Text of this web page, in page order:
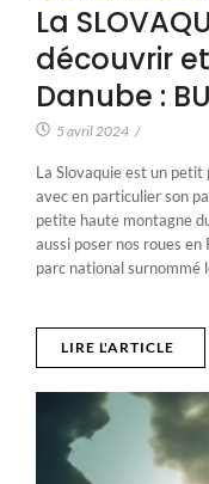
La
découvrir
Danube :
5 avril 2024 /
La Slovaquie est un petit
avec en particulier son
petite haute montagne
aussi poser nos roues
parc national surnommé
LIRE L'ARTICLE